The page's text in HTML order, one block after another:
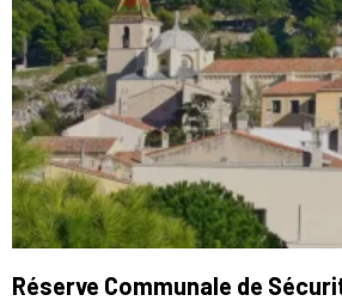
Réserve Communale de